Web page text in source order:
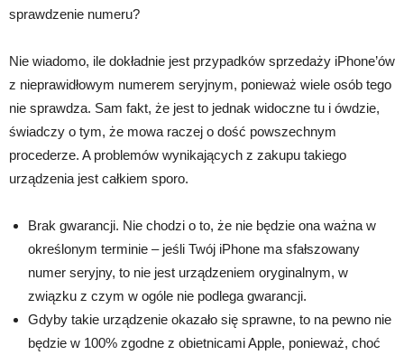
sprawdzenie numeru?
Nie wiadomo, ile dokładnie jest przypadków sprzedaży iPhone’ów
z nieprawidłowym numerem seryjnym, ponieważ wiele osób tego
nie sprawdza. Sam fakt, że jest to jednak widoczne tu i ówdzie,
świadczy o tym, że mowa raczej o dość powszechnym
procederze. A problemów wynikających z zakupu takiego
urządzenia jest całkiem sporo.
Brak gwarancji. Nie chodzi o to, że nie będzie ona ważna w
określonym terminie – jeśli Twój iPhone ma sfałszowany
numer seryjny, to nie jest urządzeniem oryginalnym, w
związku z czym w ogóle nie podlega gwarancji.
Gdyby takie urządzenie okazało się sprawne, to na pewno nie
będzie w 100% zgodne z obietnicami Apple, ponieważ, choć